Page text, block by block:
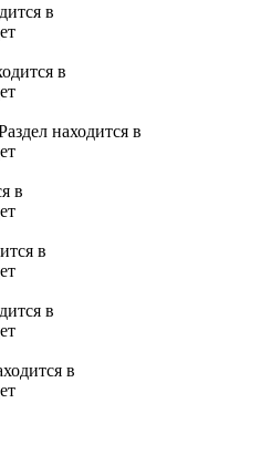
в
в
находится в
в
в
в
в